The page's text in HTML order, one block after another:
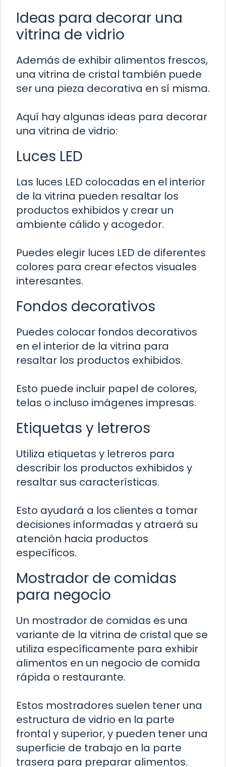
Ideas para decorar una
vitrina de vidrio
Además de exhibir alimentos frescos,
una vitrina de cristal también puede
ser una pieza decorativa en sí misma.
Aquí hay algunas ideas para decorar
una vitrina de vidrio:
Luces LED
Las luces LED colocadas en el interior
de la vitrina pueden resaltar los
productos exhibidos y crear un
ambiente cálido y acogedor.
Puedes elegir luces LED de diferentes
colores para crear efectos visuales
interesantes.
Fondos decorativos
Puedes colocar fondos decorativos
en el interior de la vitrina para
resaltar los productos exhibidos.
Esto puede incluir papel de colores,
telas o incluso imágenes impresas.
Etiquetas y letreros
Utiliza etiquetas y letreros para
describir los productos exhibidos y
resaltar sus características.
Esto ayudará a los clientes a tomar
decisiones informadas y atraerá su
atención hacia productos
específicos.
Mostrador de comidas
para negocio
Un mostrador de comidas es una
variante de la vitrina de cristal que se
utiliza específicamente para exhibir
alimentos en un negocio de comida
rápida o restaurante.
Estos mostradores suelen tener una
estructura de vidrio en la parte
frontal y superior, y pueden tener una
superficie de trabajo en la parte
trasera para preparar alimentos.